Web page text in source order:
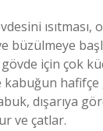
büzülmeye
için çok
kabuğun
dışarıya
ve çatlar.